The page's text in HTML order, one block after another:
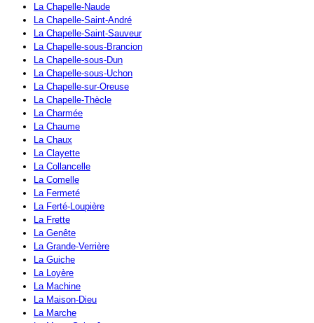
La Chapelle-Naude
La Chapelle-Saint-André
La Chapelle-Saint-Sauveur
La Chapelle-sous-Brancion
La Chapelle-sous-Dun
La Chapelle-sous-Uchon
La Chapelle-sur-Oreuse
La Chapelle-Thècle
La Charmée
La Chaume
La Chaux
La Clayette
La Collancelle
La Comelle
La Fermeté
La Ferté-Loupière
La Frette
La Genête
La Grande-Verrière
La Guiche
La Loyère
La Machine
La Maison-Dieu
La Marche